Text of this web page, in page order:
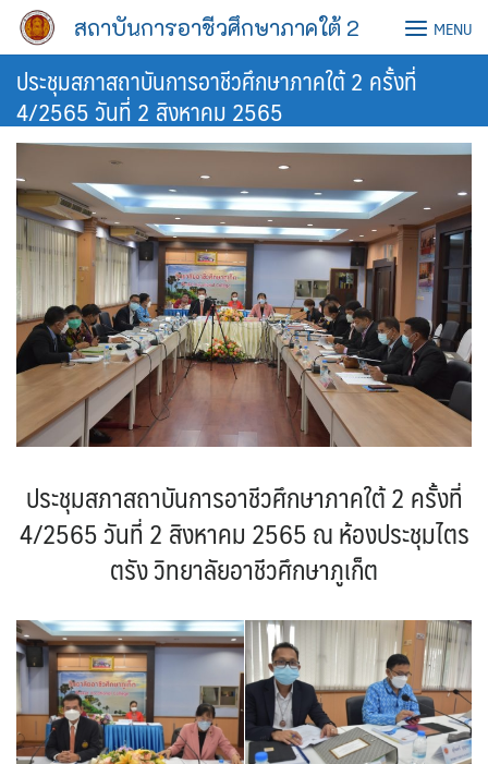
Skip
content
สถาบันการอาชีวศึกษาภาคใต้ 2 MENU
ประชุมสภาสถาบันการอาชีวศึกษาภาคใต้ 2 ครั้งที่
4/2565 วันที่ 2 สิงหาคม 2565
ประชุมสภาสถาบันการอาชีวศึกษาภาคใต้ 2 ครั้งที่
4/2565 วันที่ 2 สิงหาคม 2565 ณ ห้องประชุมไตร
ตรัง วิทยาลัยอาชีวศึกษาภูเก็ต